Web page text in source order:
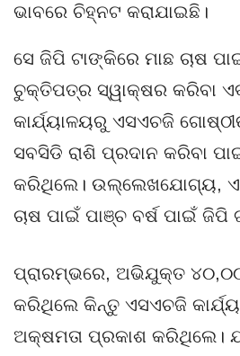
ଭାବରେ ଚିହ୍ନଟ କରାଯାଇଛି।
ସେ ଜିପି ଟାଙ୍କିରେ ମାଛ ଚାଷ
ଚୁକ୍ତିପତ୍ର ସ୍ୱାକ୍ଷର କରିବା
କାର୍ଯ୍ୟାଳୟରୁ ଏସଏଚଜି
ସବସିଡି ରାଶି ପ୍ରଦାନ କରିବା
କରିଥିଲେ। ଉଲ୍ଲେଖଯୋଗ୍ୟ,
ଚାଷ ପାଇଁ ପାଞ୍ଚ ବର୍ଷ ପାଇଁ
ପ୍ରାରମ୍ଭରେ, ଅଭିଯୁକ୍ତ
କରିଥିଲେ କିନ୍ତୁ ଏସଏଚଜି
ଅକ୍ଷମତା ପ୍ରକାଶ କରିଥିଲେ।